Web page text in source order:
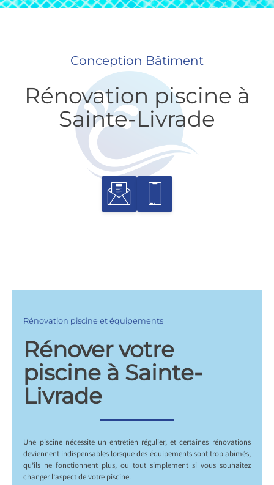
Conception Bâtiment
Rénovation piscine à
Sainte-Livrade
Rénovation piscine et équipements
Rénover votre
piscine à Sainte-
Livrade
Une piscine nécessite un entretien régulier, et certaines rénovations
deviennent indispensables lorsque des équipements sont trop abîmés,
qu’ils ne fonctionnent plus, ou tout simplement si vous souhaitez
changer l’aspect de votre piscine.